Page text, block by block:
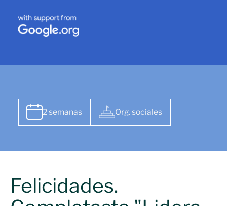
2 semanas Org. sociales
Felicidades.